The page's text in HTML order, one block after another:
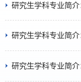
研究生学科专业简
研究生学科专业简
研究生学科专业简